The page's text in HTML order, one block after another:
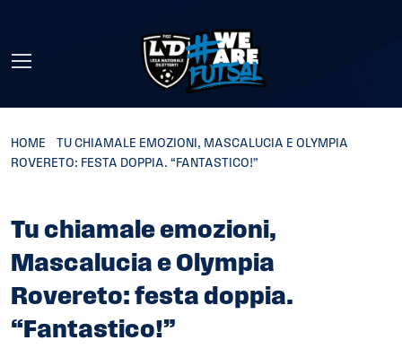
HOME
TU CHIAMALE EMOZIONI, MASCALUCIA E OLYMPIA
ROVERETO: FESTA DOPPIA. “FANTASTICO!”
Tu chiamale emozioni,
Mascalucia e Olympia
Rovereto: festa doppia.
“Fantastico!”